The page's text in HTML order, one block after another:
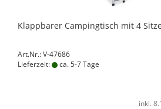
Klappbarer Campingtisch mit 4
Art.Nr.: V-47686
Lieferzeit:
ca. 5-7 Tage
inkl.